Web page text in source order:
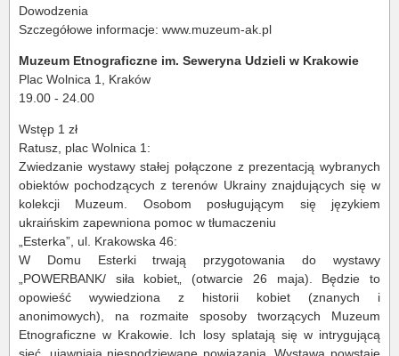
Dowodzenia
Szczegółowe informacje: www.muzeum-ak.pl
Muzeum Etnograficzne im. Seweryna Udzieli w Krakowie
Plac Wolnica 1, Kraków
19.00 - 24.00
Wstęp 1 zł
Ratusz, plac Wolnica 1:
Zwiedzanie wystawy stałej połączone z prezentacją wybranych
obiektów pochodzących z terenów Ukrainy znajdujących się w
kolekcji Muzeum. Osobom posługującym się językiem
ukraińskim zapewniona pomoc w tłumaczeniu
„Esterka”, ul. Krakowska 46:
W Domu Esterki trwają przygotowania do wystawy
„POWERBANK/ siła kobiet„ (otwarcie 26 maja). Będzie to
opowieść wywiedziona z historii kobiet (znanych i
anonimowych), na rozmaite sposoby tworzących Muzeum
Etnograficzne w Krakowie. Ich losy splatają się w intrygującą
sieć, ujawniają niespodziewane powiązania. Wystawa powstaje